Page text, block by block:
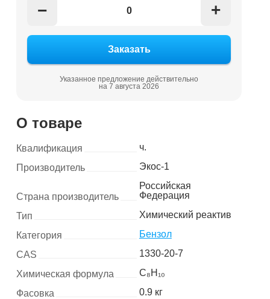
− +
Указанное предложение действительно
на 7 августа 2026
О товаре
Квалификация
ч.
Производитель
Экос-1
Страна производитель
Российская
Федерация
Тип
Химический реактив
Категория
Бензол
CAS
1330-20-7
Химическая формула
C₈H₁₀
Фасовка
0.9 кг